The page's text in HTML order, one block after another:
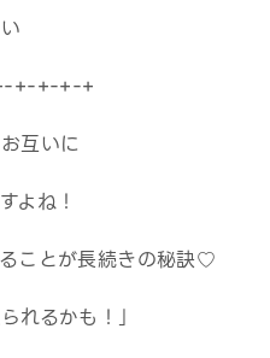
+-+-+-+
互いに
よね！
ことが長続きの秘訣♡
れるかも！」